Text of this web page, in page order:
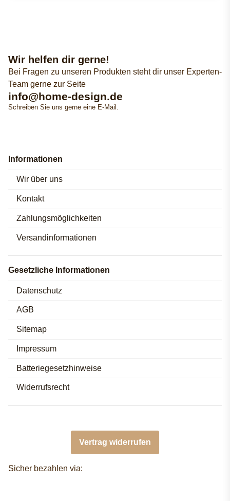
Wir helfen dir gerne!
Bei Fragen zu unseren Produkten steht dir unser Experten-
Team gerne zur Seite
info@home-design.de
Schreiben Sie uns gerne eine E-Mail.
Informationen
Wir über uns
Kontakt
Zahlungsmöglichkeiten
Versandinformationen
Gesetzliche Informationen
Datenschutz
AGB
Sitemap
Impressum
Batteriegesetzhinweise
Widerrufsrecht
Vertrag widerrufen
Sicher bezahlen via: